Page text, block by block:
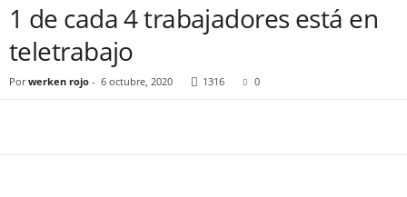
1 de cada 4 trabajadores está en
teletrabajo
Por werken rojo - 6 octubre, 2020 1316 0